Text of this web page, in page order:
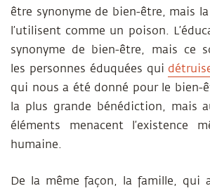
être synonyme de bien-être, mais
l’utilisent comme un poison.
synonyme de bien-être, mais ce
les personnes éduquées qui
qui nous a été donné pour le bien-
la plus grande bénédiction, mais
éléments menacent l’existence
humaine.
De la même façon, la famille, qui